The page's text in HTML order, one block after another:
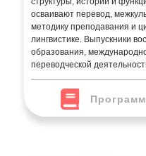
осваивают перевод,
методику преподавания и
лингвистике. Выпускники
образования,
переводческой
Программ